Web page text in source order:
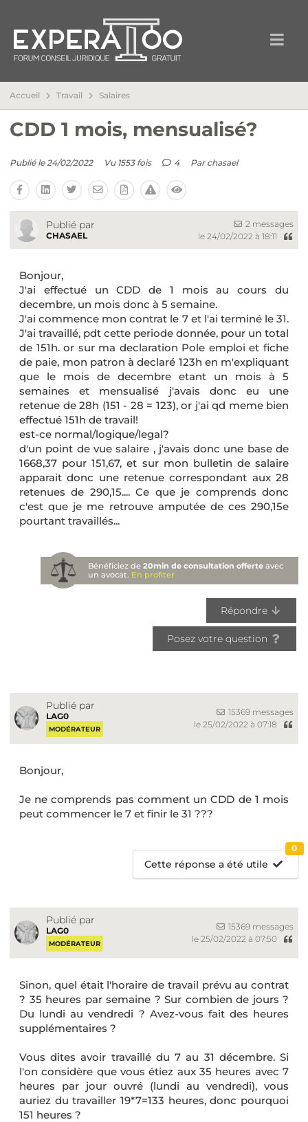
Accueil Travail Salaires
CDD 1 mois, mensualisé?
Publié le 24/02/2022 Vu 1553 fois 4 Par chasael
Publié par
CHASAEL
2 messages
le 24/02/2022 à 18:11
Bonjour,
J'ai effectué un CDD de 1 mois au cours du
decembre, un mois donc à 5 semaine.
J'ai commence mon contrat le 7 et l'ai terminé le 31.
J'ai travaillé, pdt cette periode donnée, pour un total
de 151h. or sur ma declaration Pole emploi et fiche
de paie, mon patron à declaré 123h en m'expliquant
que le mois de decembre etant un mois à 5
semaines et mensualisé j'avais donc eu une
retenue de 28h (151 - 28 = 123), or j'ai qd meme bien
effectué 151h de travail!
est-ce normal/logique/legal?
d'un point de vue salaire , j'avais donc une base de
1668,37 pour 151,67, et sur mon bulletin de salaire
apparait donc une retenue correspondant aux 28
retenues de 290,15.... Ce que je comprends donc
c'est que je me retrouve amputée de ces 290,15e
pourtant travaillés...
Bénéficiez de20min de consultation offerte avec
un avocat. En profiter
Répondre
Posez votre question
Publié par
LAG0
MODÉRATEUR
15369 messages
le 25/02/2022 à 07:18
Bonjour,
Je ne comprends pas comment un CDD de 1 mois
peut commencer le 7 et finir le 31 ???
Cette réponse a été utile
0
Publié par
LAG0
MODÉRATEUR
15369 messages
le 25/02/2022 à 07:50
Sinon, quel était l'horaire de travail prévu au contrat
? 35 heures par semaine ? Sur combien de jours ?
Du lundi au vendredi ? Avez-vous fait des heures
supplémentaires ?
Vous dites avoir travaillé du 7 au 31 décembre. Si
l'on considère que vous étiez aux 35 heures avec 7
heures par jour ouvré (lundi au vendredi), vous
auriez du travailler 19*7=133 heures, donc pourquoi
151 heures ?